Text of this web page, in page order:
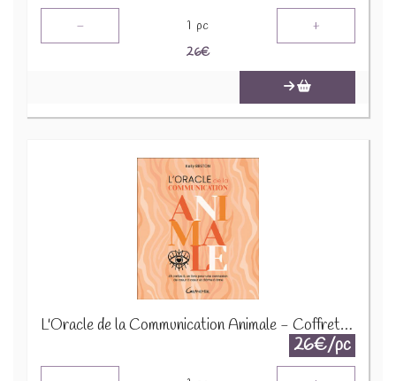
- 1 pc +
26€
L'Oracle de la Communication Animale - Coffret 72437
26€/pc